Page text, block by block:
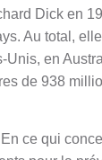
Dick en
Au total,
en
de 938
ce qui